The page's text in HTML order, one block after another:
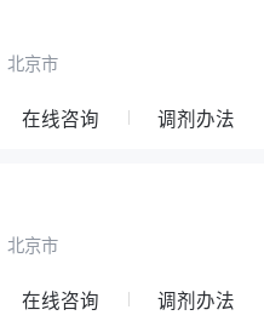
北京市
在线咨询 调剂办法
北京市
在线咨询 调剂办法